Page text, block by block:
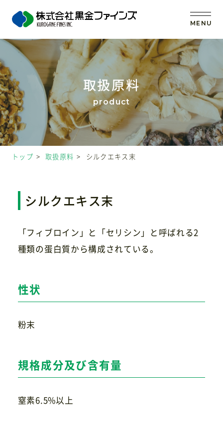
MENU
トップ
当社の強み
事業内容
取扱原料
取扱原料
トップ 取扱原料 シルクエキス末
シルクエキス末
「フィブロイン」と「セリシン」と呼ばれる2
種類の蛋白質から構成されている。
性状
粉末
規格成分及び含有量
窒素6.5%以上